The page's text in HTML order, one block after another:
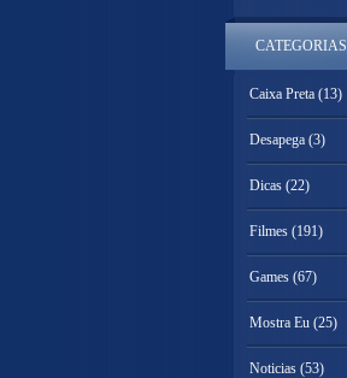
CATEGORIAS
Caixa Preta (13)
Desapega (3)
Dicas (22)
Filmes (191)
Games (67)
Mostra Eu (25)
Noticias (53)